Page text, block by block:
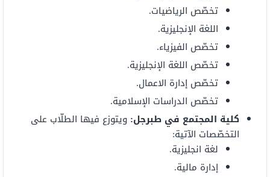
تخصّص الرياضيات.
اللغة الإنجليزية.
تخصّص الفيزياء.
تخصّص اللغة الإنجليزية.
تخصّص إدارة الاعمال.
تخصّص الدراسات الإسلامية.
كلية المجتمع في طبرجل: ويتوزع فيها الطلّاب على
التخصّصات الآتية:
لغة انجليزية.
إدارة مالية.